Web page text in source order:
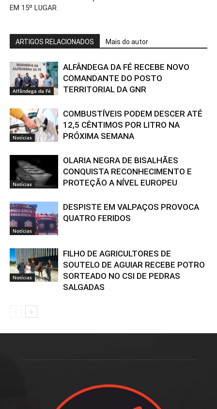
EM 15º LUGAR
ARTIGOS RELACIONADOS Mais do autor
Alfândega da Fé
ALFÂNDEGA DA FÉ RECEBE NOVO
COMANDANTE DO POSTO
TERRITORIAL DA GNR
Notícias
COMBUSTÍVEIS PODEM DESCER ATÉ
12,5 CÊNTIMOS POR LITRO NA
PRÓXIMA SEMANA
Notícias
OLARIA NEGRA DE BISALHÃES
CONQUISTA RECONHECIMENTO E
PROTEÇÃO A NÍVEL EUROPEU
Notícias
DESPISTE EM VALPAÇOS PROVOCA
QUATRO FERIDOS
Notícias
FILHO DE AGRICULTORES DE
SOUTELO DE AGUIAR RECEBE POTRO
SORTEADO NO CSI DE PEDRAS
SALGADAS